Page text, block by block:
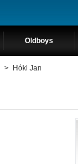
Oldboys
> Hókl Jan